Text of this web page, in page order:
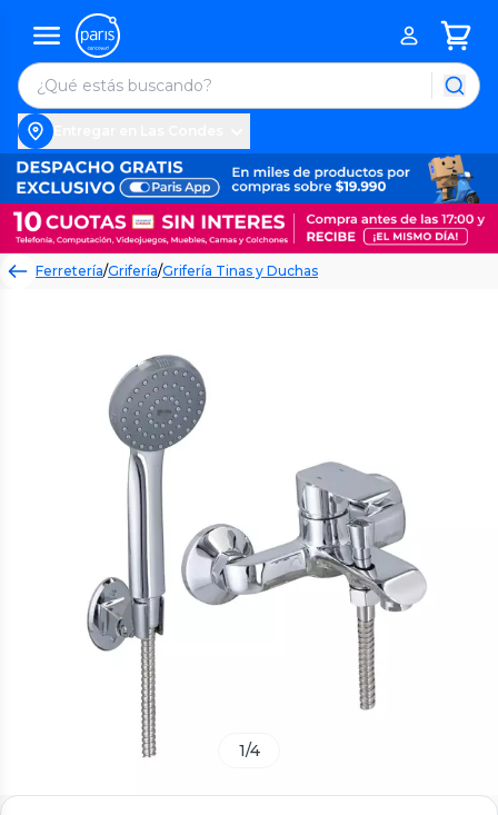
Ferretería/Grifería/Grifería Tinas y Duchas
1/4